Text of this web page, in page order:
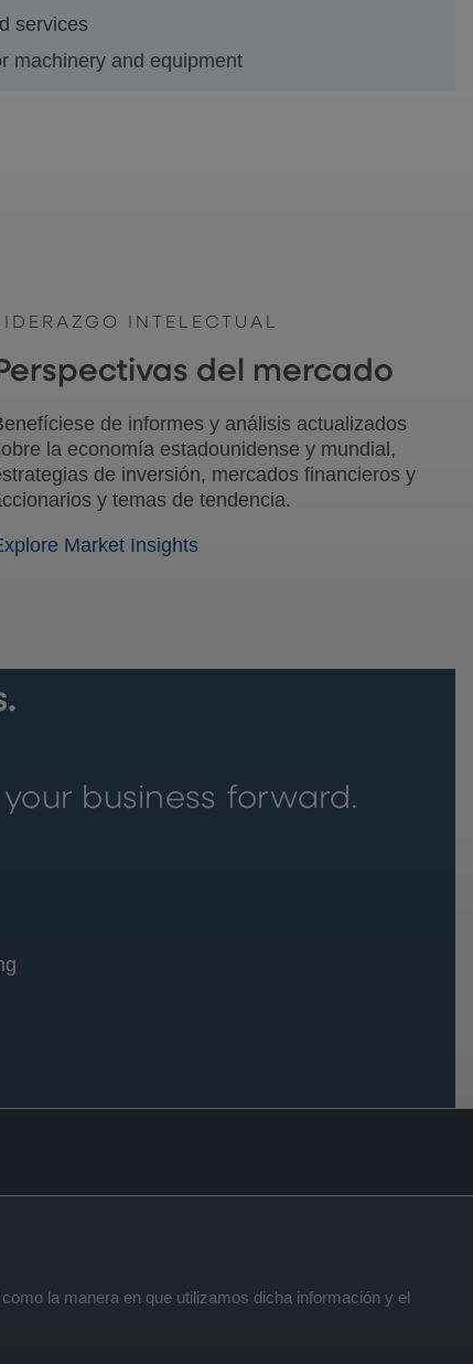
services
machinery and equipment
INTELECTUAL
del mercado
de informes y análisis actualizados
la economía estadounidense y mundial,
de inversión, mercados financieros y
y temas de tendencia.
Market Insights
business forward.
la manera en que utilizamos dicha información y el